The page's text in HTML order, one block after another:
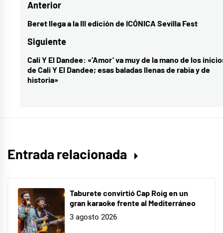
Orozco
concierto,
la
vida
Les
Barcelona,
Palau
de
Navegación
de
entradas
Anterior
Entrada
anterior:
Beret llega a la III edición de ICÓNICA Sevilla Fest
Siguiente
Entrada
siguiente:
Cali Y El Dandee: «’Amor’ va muy de la mano de los
de Cali Y El Dandee; esas baladas llenas de rabia y de
historia»
Entrada relacionada
Taburete convirtió Cap Roig en un
gran karaoke frente al Mediterráneo
3 agosto 2026